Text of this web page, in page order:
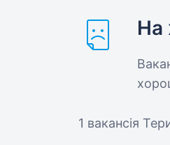
На
1 вакансія